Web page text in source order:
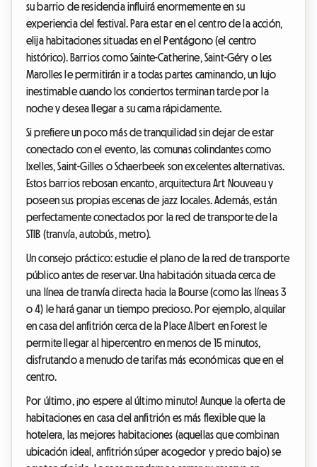
su barrio de residencia influirá enormemente en su
experiencia del festival. Para estar en el centro de la acción,
elija habitaciones situadas en el Pentágono (el centro
histórico). Barrios como Sainte-Catherine, Saint-Géry o Les
Marolles le permitirán ir a todas partes caminando, un lujo
inestimable cuando los conciertos terminan tarde por la
noche y desea llegar a su cama rápidamente.
Si prefiere un poco más de tranquilidad sin dejar de estar
conectado con el evento, las comunas colindantes como
Ixelles, Saint-Gilles o Schaerbeek son excelentes alternativas.
Estos barrios rebosan encanto, arquitectura Art Nouveau y
poseen sus propias escenas de jazz locales. Además, están
perfectamente conectados por la red de transporte de la
STIB (tranvía, autobús, metro).
Un consejo práctico: estudie el plano de la red de transporte
público antes de reservar. Una habitación situada cerca de
una línea de tranvía directa hacia la Bourse (como las líneas 3
o 4) le hará ganar un tiempo precioso. Por ejemplo, alquilar
en casa del anfitrión cerca de la Place Albert en Forest le
permite llegar al hipercentro en menos de 15 minutos,
disfrutando a menudo de tarifas más económicas que en el
centro.
Por último, ¡no espere al último minuto! Aunque la oferta de
habitaciones en casa del anfitrión es más flexible que la
hotelera, las mejores habitaciones (aquellas que combinan
ubicación ideal, anfitrión súper acogedor y precio bajo) se